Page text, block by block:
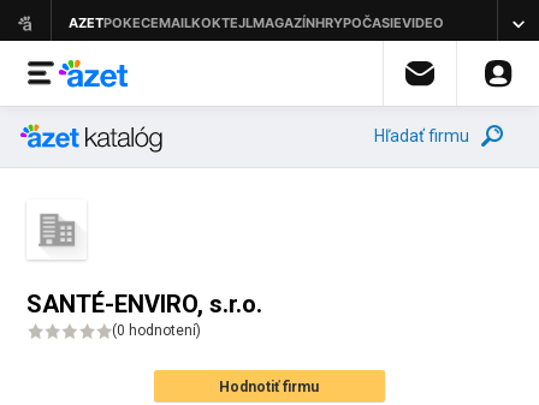
Hľadať firmu
SANTÉ-ENVIRO, s.r.o.
(0 hodnotení)
Hodnotiť firmu